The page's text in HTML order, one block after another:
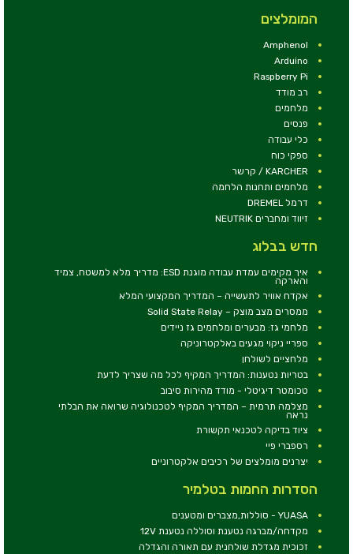
המומלצים
Amphenol
Arduino
Raspberry Pi
רב מודד
מלחמים
פנסים
כלי עבודה
ספקי כוח
KARCHER / קרשר
מלחמים ותחנות הלחמה
דרמל DREMEL
זיווד ומחברים NEUTRIK
חדש בבלוג
איך מקימים עמדת עבודה מוגנת ESD: מדריך מלא למשטח, צמיד
והארקה
אקדח אוויר לתעשייה – המדריך המקצועי המלא
ממסרים מצב מוצק – Solid State Relay
מלחמי גז: מבערים ומלחמים גז ניידים
ספריי ניקוי מגעים באלקטרוניקה
מלחציים לשולחן
בטריות נטענות: המדריך המקיף לכל מה שצריך לדעת
טכומטר דיגיטלי - מודד מהירות סיבוב
מצלמה תרמית – המדריך המקיף לטכנולוגיה שרואה את הבלתי
נראה
ציוד בדיקה לטכנאי תקשורת
רספברי פיי
יצרנים מומלצים של רכיבים אלקטרוניים
הסדרות החמות בטלמיר
YUASA - סוללות,מצברים ומטענים
מקדחה/מברגה נטענת וסוללה נטענת 12V
זכוכית מגדלת שולחנית עם תאורה והגדלה